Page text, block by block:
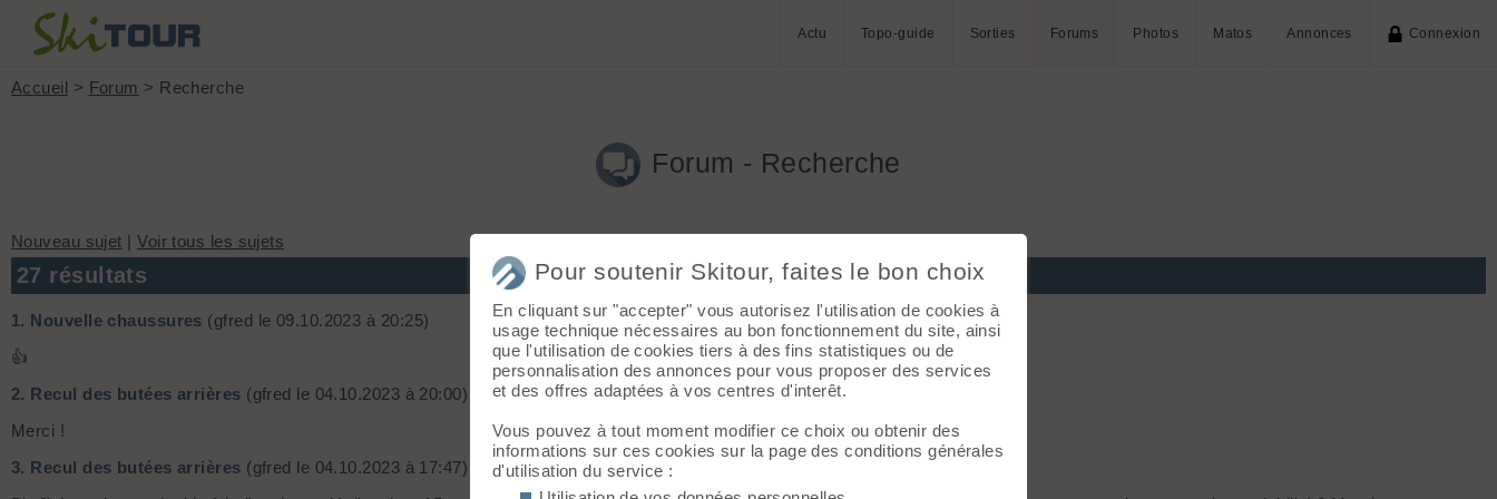
Actu Topo-guide Sorties Forums Photos Matos Annonces Connexion
Accueil > Forum > Recherche
Forum - Recherche
Nouveau sujet |Voir tous les sujets
27 résultats
1. Nouvelle chaussures (gfred le 09.10.2023 à 20:25)
👍
2. Recul des butées arrières (gfred le 04.10.2023 à 20:00)
Merci !
3. Recul des butées arrières (gfred le 04.10.2023 à 17:47)
Pour soutenir Skitour, faites le bon choix
En cliquant sur "accepter" vous autorisez l'utilisation de cookies à
usage technique nécessaires au bon fonctionnement du site, ainsi
que l'utilisation de cookies tiers à des fins statistiques ou de
personnalisation des annonces pour vous proposer des services
et des offres adaptées à vos centres d'interêt.
Vous pouvez à tout moment modifier ce choix ou obtenir des
informations sur ces cookies sur la page des conditions générales
d'utilisation du service :